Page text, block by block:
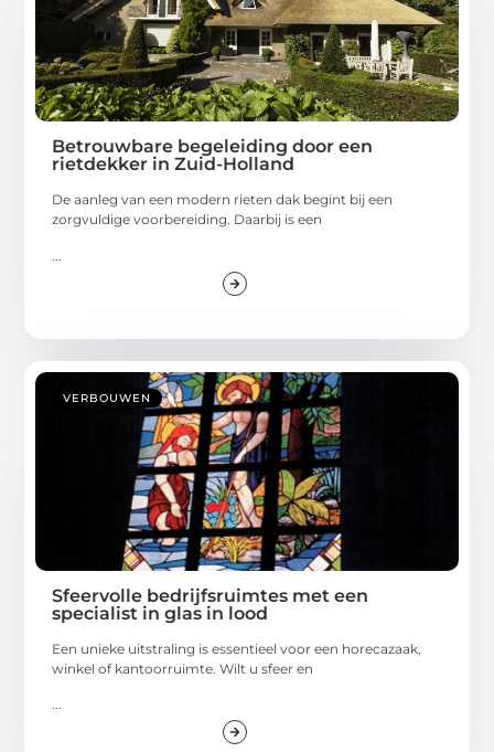
Betrouwbare begeleiding door een
rietdekker in Zuid-Holland
De aanleg van een modern rieten dak begint bij een
zorgvuldige voorbereiding. Daarbij is een
VERBOUWEN
Sfeervolle bedrijfsruimtes met een
specialist in glas in lood
Een unieke uitstraling is essentieel voor een horecazaak,
winkel of kantoorruimte. Wilt u sfeer en